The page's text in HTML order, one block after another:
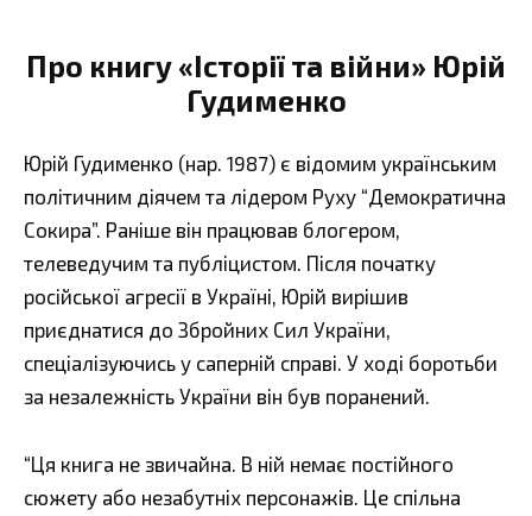
Про книгу «Історії та війни» Юрій
Гудименко
Юрій Гудименко (нар. 1987) є відомим українським
політичним діячем та лідером Руху “Демократична
Сокира”. Раніше він працював блогером,
телеведучим та публіцистом. Після початку
російської агресії в Україні, Юрій вирішив
приєднатися до Збройних Сил України,
спеціалізуючись у саперній справі. У ході боротьби
за незалежність України він був поранений.
“Ця книга не звичайна. В ній немає постійного
сюжету або незабутніх персонажів. Це спільна